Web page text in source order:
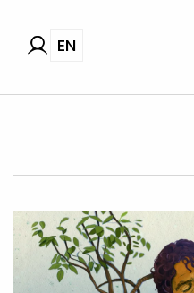
EN